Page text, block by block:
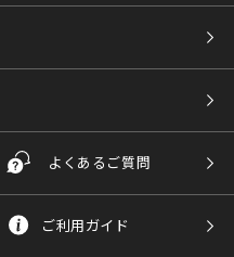
よくあるご質問
ご利用ガイド